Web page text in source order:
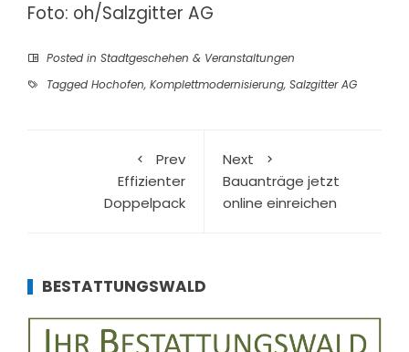
Foto: oh/Salzgitter AG
Posted in Stadtgeschehen & Veranstaltungen
Tagged Hochofen, Komplettmodernisierung, Salzgitter AG
Prev
Effizienter
Doppelpack
Next
Bauanträge jetzt
online einreichen
BESTATTUNGSWALD